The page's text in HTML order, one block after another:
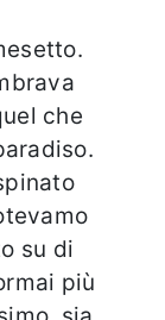
che
su di
più